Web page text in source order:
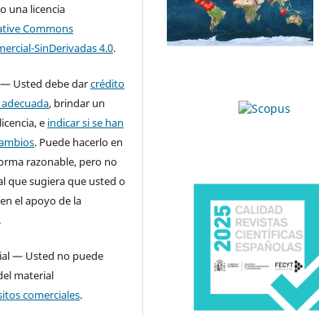
una licencia
Commons
SinDerivadas 4.0.
Usted debe darcrédito
, brindar un
e indicar si se han
. Puede hacerlo en
razonable, pero no
que sugiera que usted o
el apoyo de la
— Usted no puede
material
comerciales.